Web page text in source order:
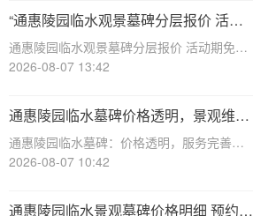
静的纪念地，一直以其独特的自然风光和人
文氛围吸引着众多家庭的关注。在
“通惠陵园临水观景墓碑分层报价 活动
期免费定制碑文图案 详解”
通惠陵园临水观景墓碑分层报价 活动期免费
定制碑文图案 详解☎ 通惠陵园电话:400-
方式越来越注重个性化与情感表达。通惠陵
园作为一家专业的陵园服务机构，
2026-08-07 13:42
通惠陵园临水墓碑价格透明，景观维护
由园区全额承担
通惠陵园临水墓碑：价格透明，服务完善，
为您的挚爱守护永恒之美☎ 通惠陵园电
特的景观设计和环境优势，成为众多家庭的
2026-08-07 10:42
通惠陵园临水景观墓碑价格明细 预约看